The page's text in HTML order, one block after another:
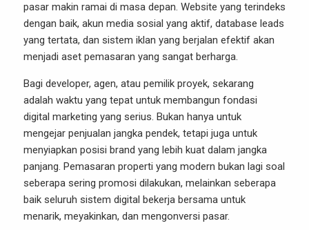
pasar makin ramai di masa depan. Website yang terindeks
dengan baik, akun media sosial yang aktif, database leads
yang tertata, dan sistem iklan yang berjalan efektif akan
menjadi aset pemasaran yang sangat berharga.
Bagi developer, agen, atau pemilik proyek, sekarang
adalah waktu yang tepat untuk membangun fondasi
digital marketing yang serius. Bukan hanya untuk
mengejar penjualan jangka pendek, tetapi juga untuk
menyiapkan posisi brand yang lebih kuat dalam jangka
panjang. Pemasaran properti yang modern bukan lagi soal
seberapa sering promosi dilakukan, melainkan seberapa
baik seluruh sistem digital bekerja bersama untuk
menarik, meyakinkan, dan mengonversi pasar.